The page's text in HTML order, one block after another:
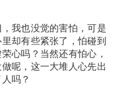
我也没觉的害怕，可是
却有些紧张了，怕碰到
心吗？当然还有怕心，
呢，这一大堆人心先出
吗？